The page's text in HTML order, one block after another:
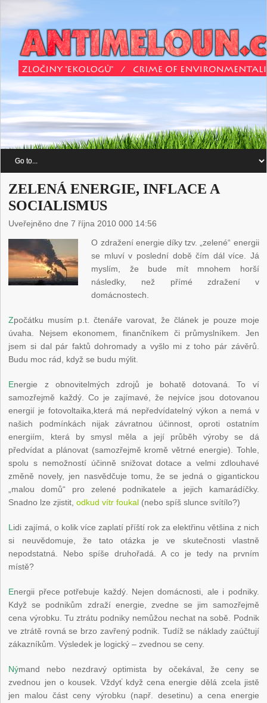
ZELENÁ ENERGIE, INFLACE A
SOCIALISMUS
Uveřejněno dne 7 října 2010 000 14:56
O zdražení energie díky tzv. „zelené“ energii
se mluví v poslední době čím dál více. Já
myslím, že bude mít mnohem horší
následky, než přímé zdražení v
domácnostech.
Zpočátku musím p.t. čtenáře varovat, že článek je pouze moje
úvaha. Nejsem ekonomem, finančníkem či průmyslníkem. Jen
jsem si dal pár faktů dohromady a vyšlo mi z toho pár závěrů.
Budu moc rád, když se budu mýlit.
Energie z obnovitelmých zdrojů je bohatě dotovaná. To ví
samozřejmě každý. Co je zajímavé, že nejvíce jsou dotovanou
energií je fotovoltaika,která má nepředvídatelný výkon a nemá v
našich podmínkách nijak závratnou účinnost, oproti ostatním
energiím, která by smysl měla a její průběh výroby se dá
předvídat a plánovat (samozřejmě kromě větrné energie). Tohle,
spolu s nemožností účinně snižovat dotace a velmi zdlouhavé
změně novely, jen nasvědčuje tomu, že se jedná o gigantickou
„malou domů“ pro zelené podnikatele a jejich kamarádíčky.
Snadno lze zjistit,odkud vítr foukal (nebo spíš slunce svítílo?)
Lidi zajímá, o kolik více zaplatí příští rok za elektřinu většina z nich
si neuvědomuje, že tato otázka je ve skutečnosti vlastně
nepodstatná. Nebo spíše druhořadá. A co je tedy na prvním
místě?
Energii přece potřebuje každý. Nejen domácnosti, ale i podniky.
Když se podnikům zdraží energie, zvedne se jim samozřejmě
cena výrobku. Tu ztrátu podniky nemůžou nechat na sobě. Podnik
ve ztrátě rovná se brzo zavřený podnik. Tudíž se náklady zaúčtují
zákazníkům. Výsledek je logický – zvednou se ceny.
Nýmand nebo nezdravý optimista by očekával, že ceny se
zvednou jen o kousek. Vždyť když cena energie dělá zcela jistě
jen malou část ceny výrobku (např. desetinu) a cena energie